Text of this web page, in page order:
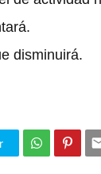
disminuirá.